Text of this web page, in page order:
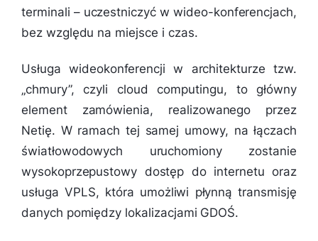
terminali – uczestniczyć w wideo-konferencjach,
bez względu na miejsce i czas.
Usługa wideokonferencji w architekturze tzw.
„chmury”, czyli cloud computingu, to główny
element zamówienia, realizowanego przez
Netię. W ramach tej samej umowy, na łączach
światłowodowych uruchomiony zostanie
wysokoprzepustowy dostęp do internetu oraz
usługa VPLS, która umożliwi płynną transmisję
danych pomiędzy lokalizacjami GDOŚ.